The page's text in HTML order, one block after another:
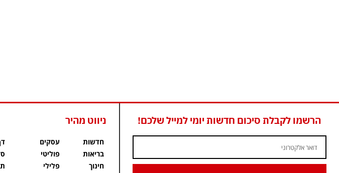
הרשמו לקבלת סיכום חדשות יומי למייל שלכם! ניווט מהיר
חדשות
בריאות
חינוך
עסקים
פוליטי
פלילי